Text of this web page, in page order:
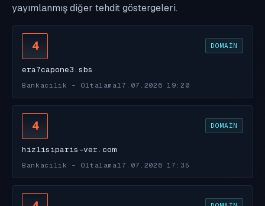
yayımlanmış diğer tehdit göstergeleri.
4 DOMAIN
era7capone3.sbs
Bankacılık - Oltalama 17.07.2026 19:20
4 DOMAIN
hizlisiparis-ver.com
Bankacılık - Oltalama 17.07.2026 17:35